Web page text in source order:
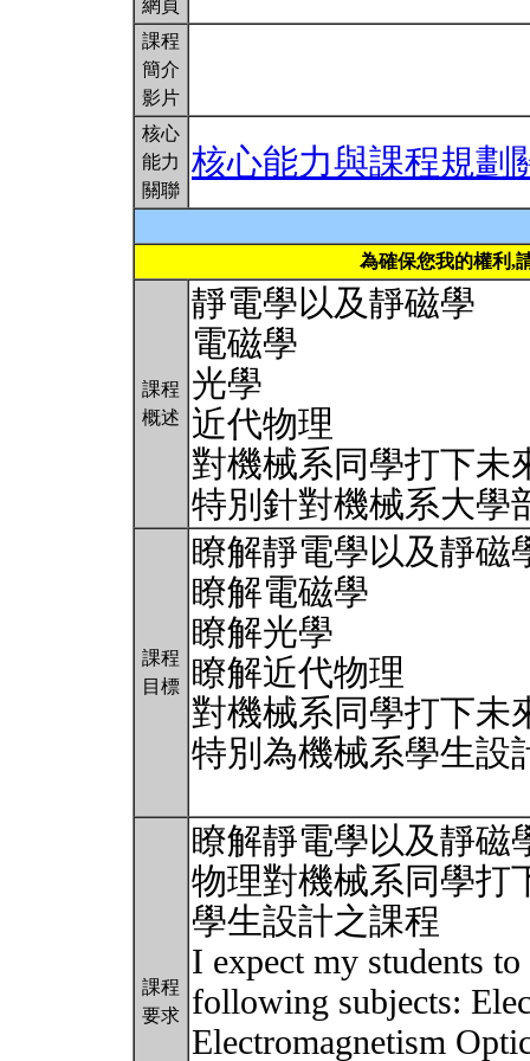
網頁
課程
簡介
影片
核心
能力
關聯
核心能力與課程規劃
為確保您我的權利,
課程
概述
靜電學以及靜磁學
電磁學
光學
近代物理
對機械系同學打下未
特別針對機械系大
課程
目標
瞭解靜電學以及靜磁
瞭解電磁學
瞭解光學
瞭解近代物理
對機械系同學打下未
特別為機械系學生設
課程
要求
瞭解靜電學以及靜磁
物理對機械系同學打
學生設計之課程
I expect my students
following subjects:
Electromagnetism